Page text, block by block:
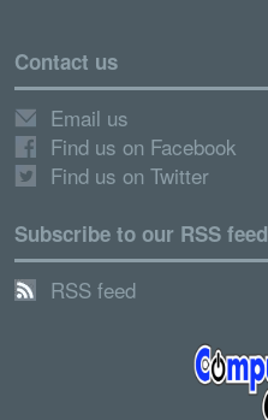
Contact us
Email us
Find us on Facebook
Find us on Twitter
Subscribe to our RSS feed
RSS feed